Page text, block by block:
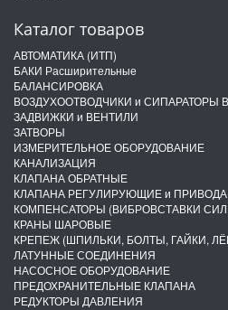
Каталог товаров
АВТОМАТИКА (ИТП)
БАКИ Расширительные
БАЛАНСИРОВКА
ВОЗДУХООТВОДЧИКИ и СИПАРАТОРЫ
ЗАДВИЖКИ и ВЕНТИЛИ
ЗАТВОРЫ
ИЗМЕРИТЕЛЬНОЕ ОБОРУДОВАНИЕ
КАНАЛИЗАЦИЯ
КЛАПАНА ОБРАТНЫЕ
КЛАПАНА РЕГУЛИРУЮЩИЕ и ПРИВОДА
КОМПЕНСАТОРЫ (ВИБРОВСТАВКИ
КРАНЫ ШАРОВЫЕ
КРЕПЕЖ (ШПИЛЬКИ, БОЛТЫ, ГАЙКИ,
ЛАТУННЫЕ СОЕДИНЕНИЯ
НАСОСНОЕ ОБОРУДОВАНИЕ
ПРЕДОХРАНИТЕЛЬНЫЕ КЛАПАНА
РЕДУКТОРЫ ДАВЛЕНИЯ